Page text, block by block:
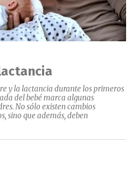
y la lactancia durante los primeros
del bebé marca algunas
No sólo existen cambios
sino que además, deben